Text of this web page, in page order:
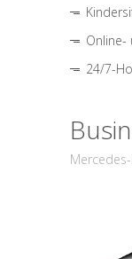
Online-
24/7-